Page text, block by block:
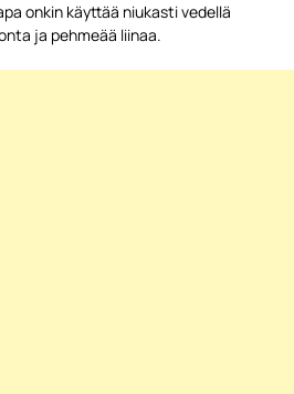
onkin käyttää niukasti vedellä
ja pehmeää liinaa.